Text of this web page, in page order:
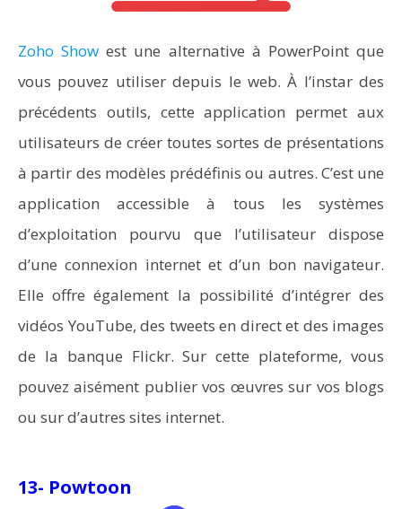
Zoho Show est une alternative à PowerPoint que
vous pouvez utiliser depuis le web. À l’instar des
précédents outils, cette application permet aux
utilisateurs de créer toutes sortes de présentations
à partir des modèles prédéfinis ou autres. C’est une
application accessible à tous les systèmes
d’exploitation pourvu que l’utilisateur dispose
d’une connexion internet et d’un bon navigateur.
Elle offre également la possibilité d’intégrer des
vidéos YouTube, des tweets en direct et des images
de la banque Flickr. Sur cette plateforme, vous
pouvez aisément publier vos œuvres sur vos blogs
ou sur d’autres sites internet.
13- Powtoon